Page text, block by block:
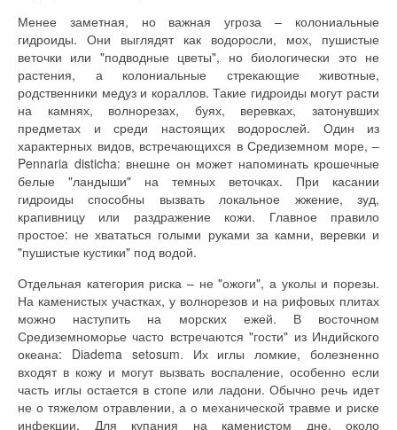
Менее заметная, но важная угроза – колониальные
гидроиды. Они выглядят как водоросли, мох, пушистые
веточки или "подводные цветы", но биологически это не
растения, а колониальные стрекающие животные,
родственники медуз и кораллов. Такие гидроиды могут расти
на камнях, волнорезах, буях, веревках, затонувших
предметах и среди настоящих водорослей. Один из
характерных видов, встречающихся в Средиземном море, –
Pennaria disticha: внешне он может напоминать крошечные
белые "ландыши" на темных веточках. При касании
гидроиды способны вызвать локальное жжение, зуд,
крапивницу или раздражение кожи. Главное правило
простое: не хвататься голыми руками за камни, веревки и
"пушистые кустики" под водой.
Отдельная категория риска – не "ожоги", а уколы и порезы.
На каменистых участках, у волнорезов и на рифовых плитах
можно наступить на морских ежей. В восточном
Средиземноморье часто встречаются "гости" из Индийского
океана: Diadema setosum. Их иглы ломкие, болезненно
входят в кожу и могут вызвать воспаление, особенно если
часть иглы остается в стопе или ладони. Обычно речь идет
не о тяжелом отравлении, а о механической травме и риске
инфекции. Для купания на каменистом дне, около